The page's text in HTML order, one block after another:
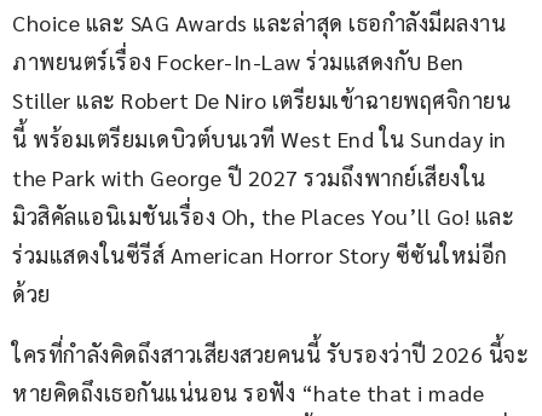
Choice และ SAG Awards และล่าสุด เธอกำลังมีผลงาน
ภาพยนตร์เรื่อง Focker-In-Law ร่วมแสดงกับ Ben
Stiller และ Robert De Niro เตรียมเข้าฉายพฤศจิกายน
นี้ พร้อมเตรียมเดบิวต์บนเวที West End ใน Sunday in
the Park with George ปี 2027 รวมถึงพากย์เสียงใน
มิวสิคัลแอนิเมชันเรื่อง Oh, the Places You’ll Go! และ
ร่วมแสดงในซีรีส์ American Horror Story ซีซันใหม่อีก
ด้วย
ใครที่กำลังคิดถึงสาวเสียงสวยคนนี้ รับรองว่าปี 2026 นี้จะ
หายคิดถึงเธอกันแน่นอน รอฟัง “hate that i made